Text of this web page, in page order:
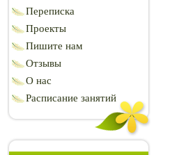
Переписка
Проекты
Пишите нам
Отзывы
О нас
Расписание занятий